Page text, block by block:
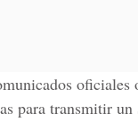
oficiales
para transmitir